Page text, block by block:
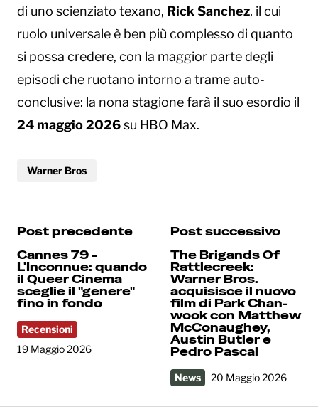
di uno scienziato texano, Rick Sanchez, il cui
ruolo universale è ben più complesso di quanto
si possa credere, con la maggior parte degli
episodi che ruotano intorno a trame auto-
conclusive: la nona stagione farà il suo esordio il
24 maggio 2026su HBO Max.
Warner Bros
Post precedente
Cannes 79 -
L'Inconnue: quando
il Queer Cinema
sceglie il "genere"
fino in fondo
Recensioni
19 Maggio 2026
Post successivo
The Brigands Of
Rattlecreek:
Warner Bros.
acquisisce il nuovo
film di Park Chan-
wook con Matthew
McConaughey,
Austin Butler e
Pedro Pascal
News 20 Maggio 2026